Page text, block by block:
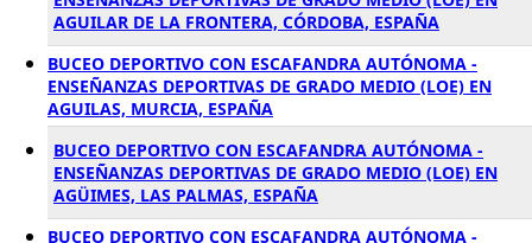
AGUILAR DE LA FRONTERA, CÓRDOBA, ESPAÑA
BUCEO DEPORTIVO CON ESCAFANDRA AUTÓNOMA -
ENSEÑANZAS DEPORTIVAS DE GRADO MEDIO (LOE) EN
AGUILAS, MURCIA, ESPAÑA
BUCEO DEPORTIVO CON ESCAFANDRA AUTÓNOMA -
ENSEÑANZAS DEPORTIVAS DE GRADO MEDIO (LOE) EN
AGÜIMES, LAS PALMAS, ESPAÑA
BUCEO DEPORTIVO CON ESCAFANDRA AUTÓNOMA -